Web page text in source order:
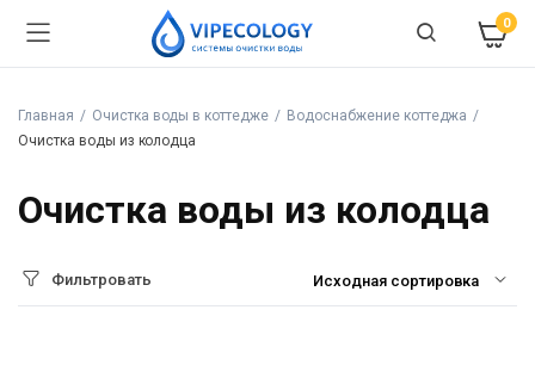
0
Главная Очистка воды в коттедже
Водоснабжение коттеджа
Очистка воды из колодца
Очистка воды из колодца
Фильтровать